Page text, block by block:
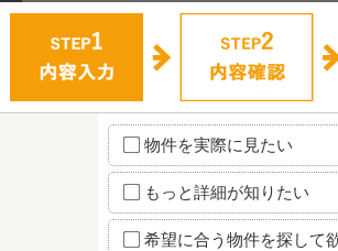
物件を実際に見たい
もっと詳細が知りたい
希望に合う物件を探して